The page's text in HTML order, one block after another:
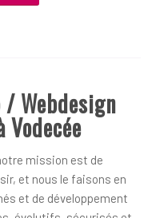
/ Webdesign
Vodecée
mission est de
et nous le faisons en
et de développement